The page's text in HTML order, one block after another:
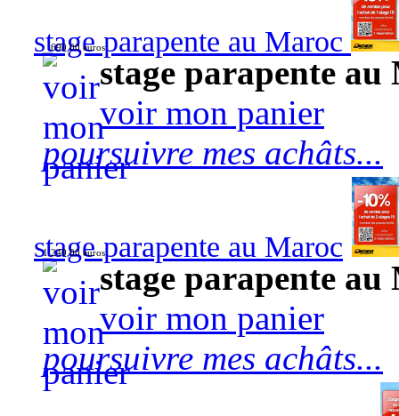
stage parapente au Maroc
690,00 euros
stage parapente
voir mon panier
poursuivre mes achâts...
stage parapente au Maroc
1 240,00 euros
stage parapente au
voir mon panier
poursuivre mes achâts...